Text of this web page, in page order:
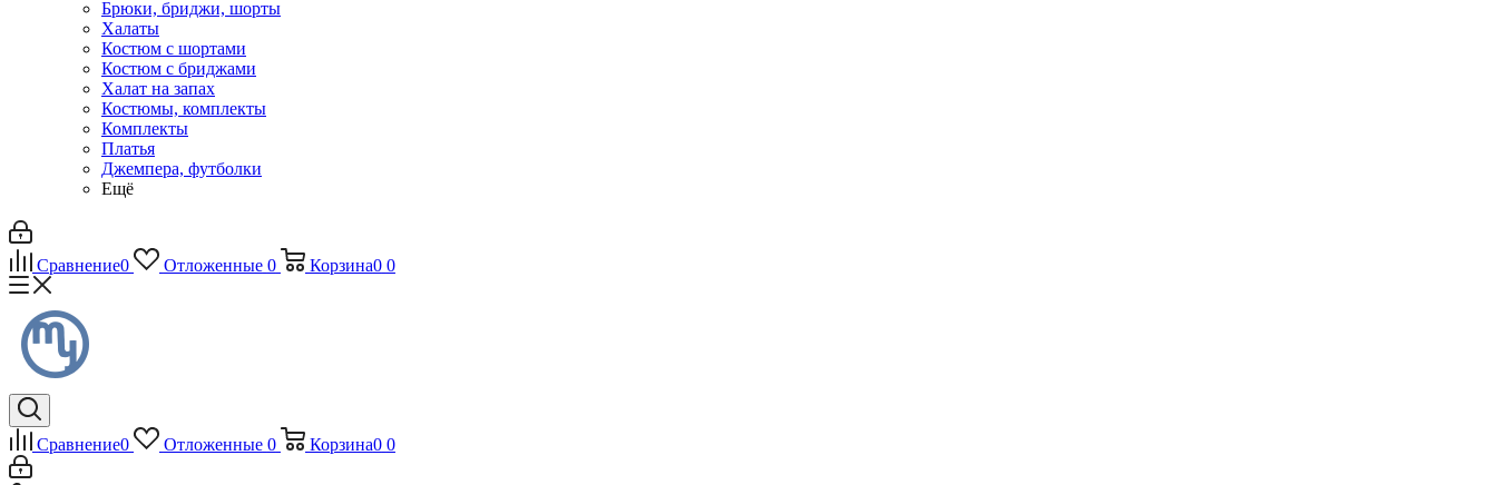
Брюки, бриджи, шорты
Халаты
Костюм с шортами
Костюм с бриджами
Халат на запах
Костюмы, комплекты
Комплекты
Платья
Джемпера, футболки
Ещё
Сравнение0 Отложенные 0 Корзина0 0
Сравнение0 Отложенные 0 Корзина0 0